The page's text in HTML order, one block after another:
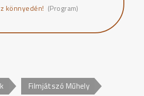
könnyedén! (Program)
Filmjátszó Műhely